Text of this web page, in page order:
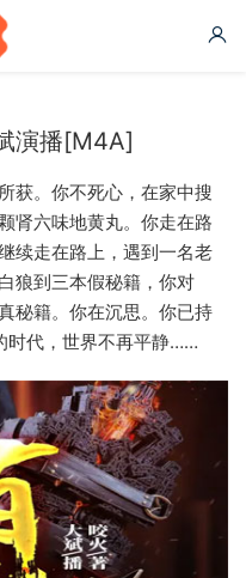
演播[M4A]
获。你不死心，在家中搜
肾六味地黄丸。你走在路
续走在路上，遇到一名老
狼到三本假秘籍，你对
秘籍。你在沉思。你已持
时代，世界不再平静……